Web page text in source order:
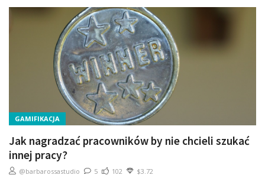
GAMIFIKACJA
Jak nagradzać pracowników by nie chcieli szukać
innej pracy?
@barbarossastudio 5 102 $3.72